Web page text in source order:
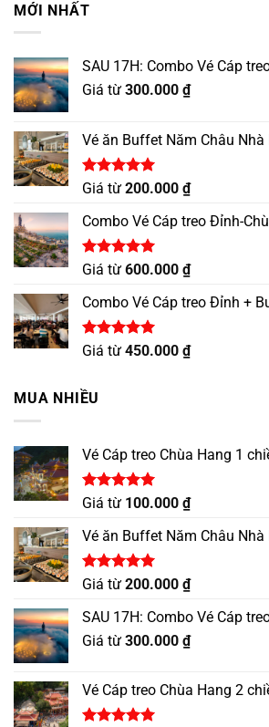
MỚI NHẤT
SAU 17H: Combo Vé Cáp
Giá từ 300.000 ₫
Vé ăn Buffet Năm Châu Nhà
Được xếp
5 sao
Giá từ 200.000 ₫
Combo Vé Cáp treo Đỉnh-
Được xếp
5 sao
Giá từ 600.000 ₫
Combo Vé Cáp treo Đỉnh +
Được xếp
Giá từ 450.000 ₫
MUA NHIỀU
Vé Cáp treo Chùa Hang 1
Được xếp
5 sao
Giá từ 100.000 ₫
Vé ăn Buffet Năm Châu Nhà
Được xếp
5 sao
Giá từ 200.000 ₫
SAU 17H: Combo Vé Cáp
Giá từ 300.000 ₫
Vé Cáp treo Chùa Hang 2